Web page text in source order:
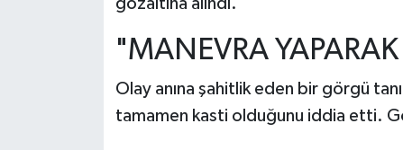
"MANEVRA
Olay anına şahitlik eden bir görgü
tamamen kasti olduğunu iddia etti.